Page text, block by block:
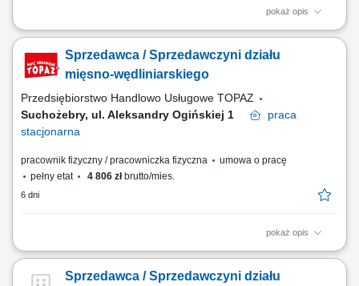
pokaż opis
obsługa klientów przy stoisku z produktami świeżymi oraz udzielanie
produktów mięsnych, wędliniarskich i nabiałowych; kontrolowanie
jakości produktów i terminów przydatności do spożycia; wspieranie
Sprzedawca / Sprzedawczyni działu
mięsno-wędliniarskiego
Przedsiębiorstwo Handlowo Usługowe TOPAZ
Suchożebry, ul. Aleksandry Ogińskiej 1
praca
stacjonarna
pracownik fizyczny / pracowniczka fizyczna
umowa o pracę
pełny etat
4 806 złbrutto/mies.
6 dni
pokaż opis
Opis stanowiska: obsługa Klientów zgodnie z obowiązującymi
mięsa, wędlin i serów, aktywna sprzedaż i doradztwo produktowe,
Sprzedawca / Sprzedawczyni działu